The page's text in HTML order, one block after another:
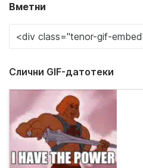
Вметни
Слични GIF-датотеки